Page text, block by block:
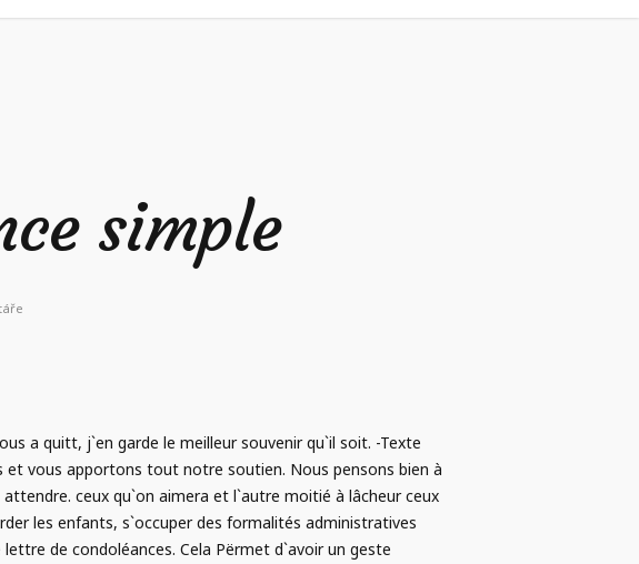
simple
a quitt, j`en garde le meilleur souvenir qu`il soit. -Texte
vous apportons tout notre soutien. Nous pensons bien à
ceux qu`on aimera et l`autre moitié à lâcheur ceux
les enfants, s`occuper des formalités administratives
de condoléances. Cela Përmet d`avoir un geste